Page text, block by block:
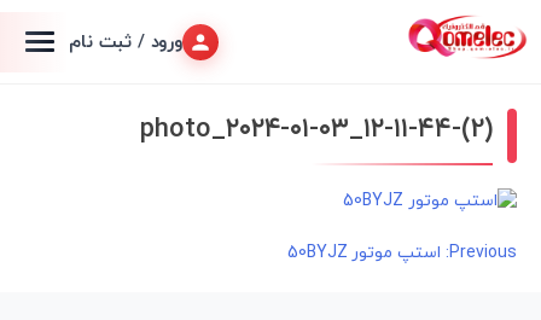
ورود / ثبت نام
photo_۲۰۲۴-۰۱-۰۳_۱۲-۱۱-۴۴-(2)
راهبری
Previous: استپ موتور 50BYJZ